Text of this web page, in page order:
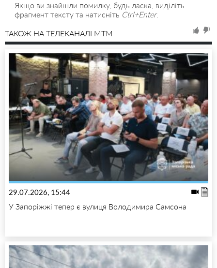
Якщо ви знайшли помилку, будь ласка, виділіть
фрагмент тексту та натисніть Ctrl+Enter.
ТАКОЖ НА ТЕЛЕКАНАЛІ MTM
29.07.2026, 15:44
У Запоріжжі тепер є вулиця Володимира Самсона